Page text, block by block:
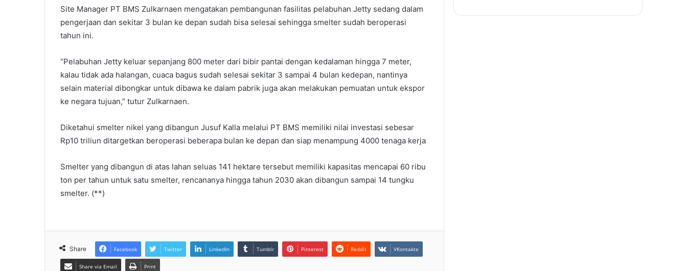
Site Manager PT BMS Zulkarnaen mengatakan pembangunan fasilitas pelabuhan Jetty sedang dalam
pengerjaan dan sekitar 3 bulan ke depan sudah bisa selesai sehingga smelter sudah beroperasi
tahun ini.
“Pelabuhan Jetty keluar sepanjang 800 meter dari bibir pantai dengan kedalaman hingga 7 meter,
kalau tidak ada halangan, cuaca bagus sudah selesai sekitar 3 sampai 4 bulan kedepan, nantinya
selain material dibongkar untuk dibawa ke dalam pabrik juga akan melakukan pemuatan untuk ekspor
ke negara tujuan,” tutur Zulkarnaen.
Diketahui smelter nikel yang dibangun Jusuf Kalla melalui PT BMS memiliki nilai investasi sebesar
Rp10 triliun ditargetkan beroperasi beberapa bulan ke depan dan siap menampung 4000 tenaga kerja
Smelter yang dibangun di atas lahan seluas 141 hektare tersebut memiliki kapasitas mencapai 60 ribu
ton per tahun untuk satu smelter, rencananya hingga tahun 2030 akan dibangun sampai 14 tungku
smelter. (**)
Share Facebook Twitter LinkedIn Tumblr Pinterest Reddit VKontakte
Share via Email Print